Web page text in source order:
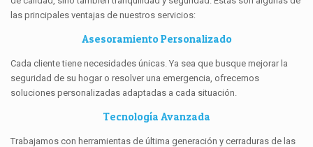
las principales ventajas de nuestros servicios:
Asesoramiento Personalizado
Cada cliente tiene necesidades únicas. Ya sea que busque mejorar la
seguridad de su hogar o resolver una emergencia, ofrecemos
soluciones personalizadas adaptadas a cada situación.
Tecnología Avanzada
Trabajamos con herramientas de última generación y cerraduras de las